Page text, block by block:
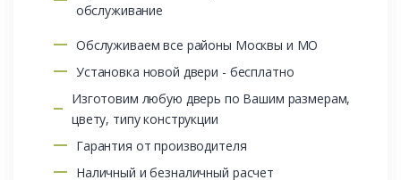
обслуживание
Обслуживаем все районы Москвы и МО
Установка новой двери - бесплатно
Изготовим любую дверь по Вашим размерам,
цвету, типу конструкции
Гарантия от производителя
Наличный и безналичный расчет